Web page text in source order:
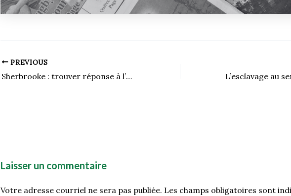
PREVIOUS
Sherbrooke : trouver réponse à l’adéquation des habitudes de partout ailleurs
Laisser un commentaire
Votre adresse courriel ne sera pas publiée. Les champs obligatoires sont